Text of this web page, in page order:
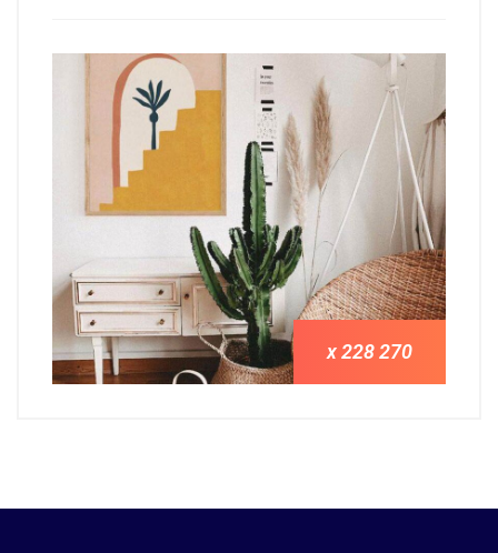
270 x 228